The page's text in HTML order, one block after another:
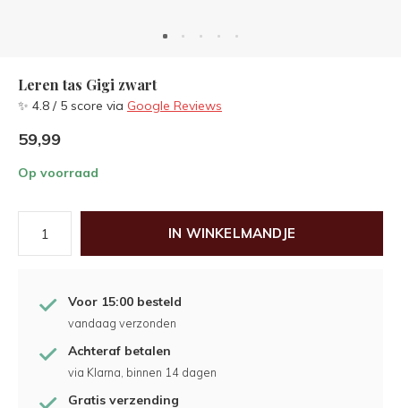
Leren tas Gigi zwart
✨ 4.8 / 5 score via Google Reviews
59,99
Op voorraad
IN WINKELMANDJE
Voor 15:00 besteld
vandaag verzonden
Achteraf betalen
via Klarna, binnen 14 dagen
Gratis verzending